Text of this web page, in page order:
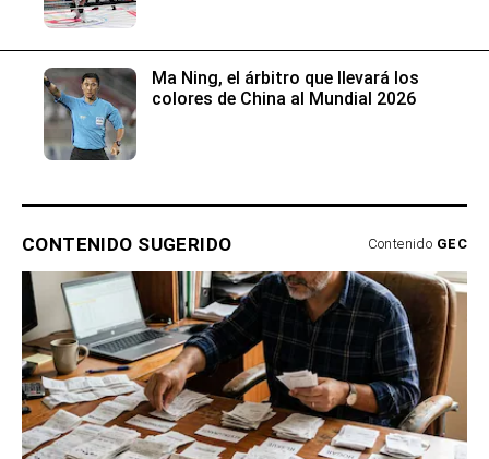
Ma Ning, el árbitro que llevará los
colores de China al Mundial 2026
CONTENIDO SUGERIDO Contenido GEC